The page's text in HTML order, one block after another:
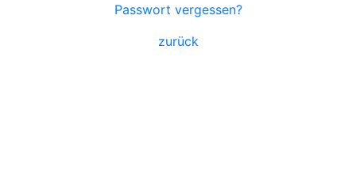
Passwort vergessen?
zurück